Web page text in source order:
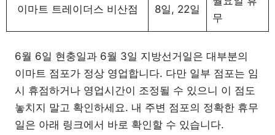
이마트 트레이더스 비산점 8일, 22일
무
6월 6일 현충일과 6월 3일 지방선거일은 대부분의
이마트 점포가 정상 영업합니다. 다만 일부 점포는 임
시 휴점하거나 영업시간이 조정될 수 있으니 이 점도
놓치지 말고 확인하세요. 내 주변 점포의 정확한 휴무
일은 아래 링크에서 바로 확인할 수 있습니다.